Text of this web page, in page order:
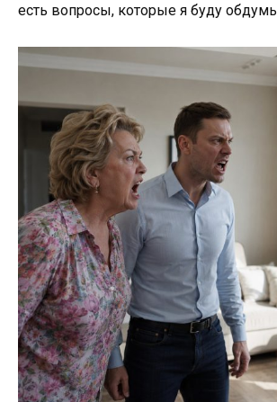
есть вопросы, которые я буду